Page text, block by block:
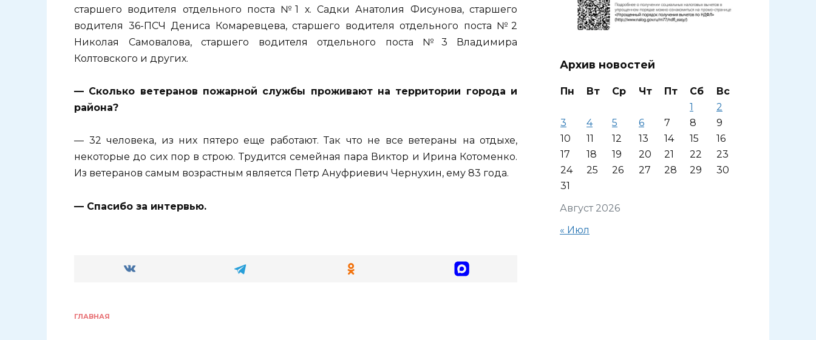
старшего водителя отдельного поста №1 х. Садки Анатолия Фисунова, старшего
водителя 36-ПСЧ Дениса Комаревцева, старшего водителя отдельного поста №2
Николая Самовалова, старшего водителя отдельного поста №3 Владимира
Колтовского и других.
— Сколько ветеранов пожарной службы проживают на территории города и
района?
— 32 человека, из них пятеро еще работают. Так что не все ветераны на отдыхе,
некоторые до сих пор в строю. Трудится семейная пара Виктор и Ирина Котоменко.
Из ветеранов самым возрастным является Петр Ануфриевич Чернухин, ему 83 года.
— Спасибо за интервью.
ГЛАВНАЯ
Архив новостей
Август 2026
Пн Вт Ср Чт Пт Сб
Вс
1
2
3
4 5 6 7 8
9
10
11 12 13 14 15
16
17
18 19 20 21 22
23
24
25 26 27 28 29
30
31
« Июл